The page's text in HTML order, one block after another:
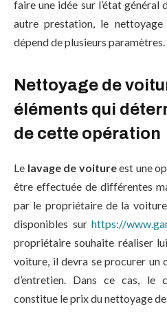
faire une idée sur l’état
autre prestation, le
dépend de plusieurs
Nettoyage de
éléments qui
de cette opération
Le lavage de voitureest une
être effectuée de différentes
par le propriétaire de la
disponibles surhttps://
propriétaire souhaite réaliser
voiture, il devra se procurer un
d’entretien. Dans ce cas, le
constitue le prix du nettoyage de